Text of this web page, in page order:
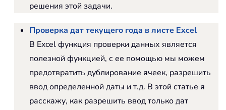
решения этой задачи.
Проверка дат текущего года в листе Excel
В Excel функция проверки данных является
полезной функцией, с ее помощью мы можем
предотвратить дублирование ячеек, разрешить
ввод определенной даты и т.д. В этой статье я
расскажу, как разрешить ввод только дат